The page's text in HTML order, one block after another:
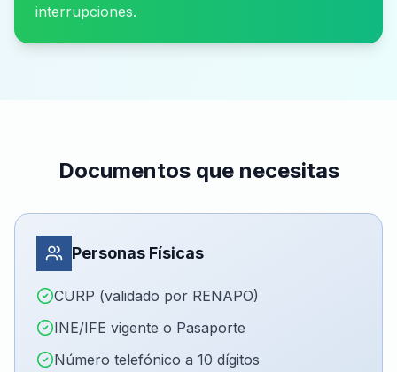
interrupciones.
Documentos que necesitas
Personas Físicas
CURP (validado por RENAPO)
INE/IFE vigente o Pasaporte
Número telefónico a 10 dígitos